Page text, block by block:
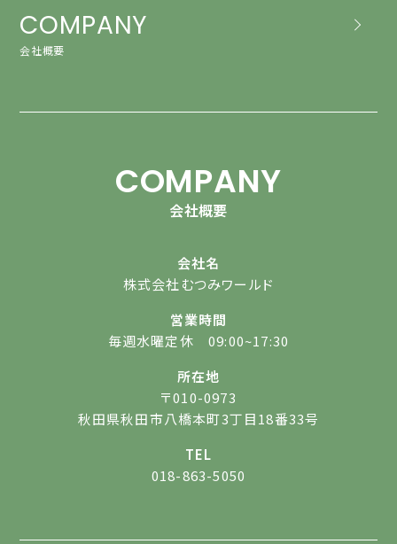
COMPANY
会社概要
COMPANY
会社概要
会社名
株式会社むつみワールド
営業時間
毎週水曜定休 09:00~17:30
所在地
〒010-0973
秋田県秋田市八橋本町3丁目18番33号
TEL
018-863-5050